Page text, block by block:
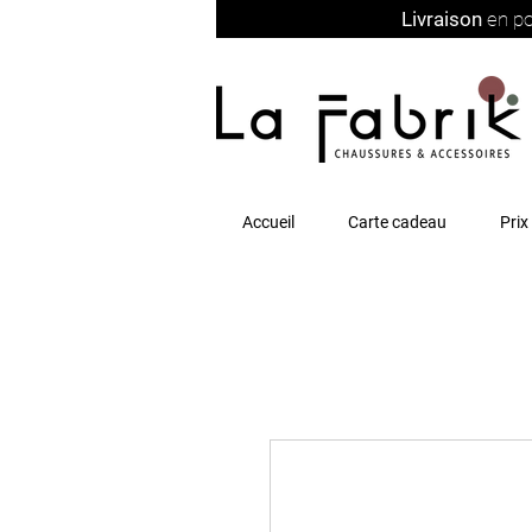
Livraison en
Accueil Carte cadeau Prix